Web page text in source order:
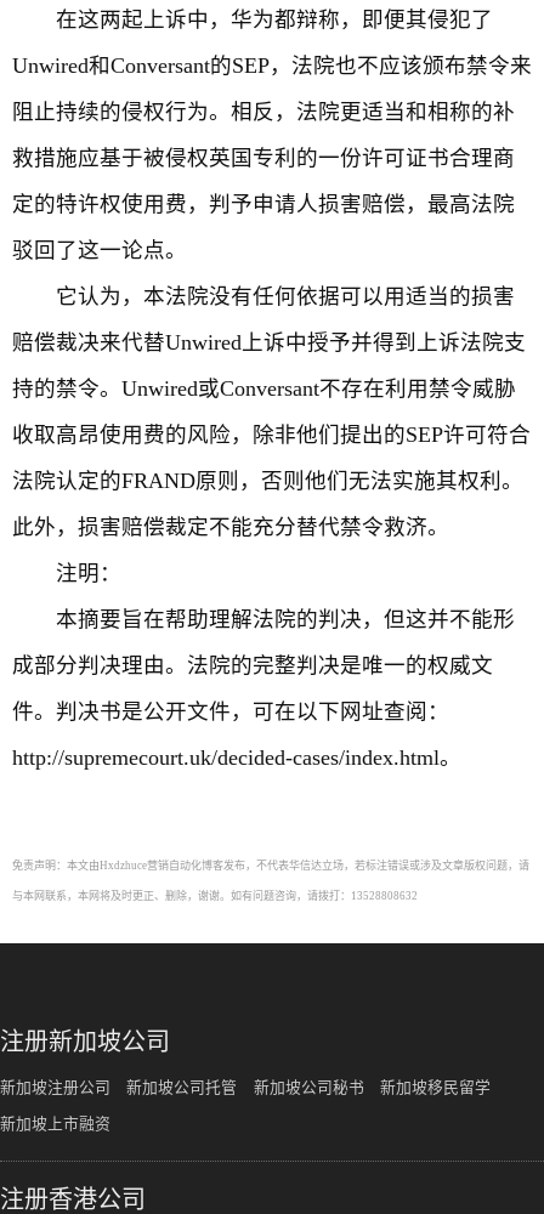
在这两起上诉中，华为都辩称，即便其侵犯了
Unwired和Conversant的SEP，法院也不应该颁布禁令来
阻止持续的侵权行为。相反，法院更适当和相称的补
救措施应基于被侵权英国专利的一份许可证书合理商
定的特许权使用费，判予申请人损害赔偿，最高法院
驳回了这一论点。
它认为，本法院没有任何依据可以用适当的损害
赔偿裁决来代替Unwired上诉中授予并得到上诉法院支
持的禁令。Unwired或Conversant不存在利用禁令威胁
收取高昂使用费的风险，除非他们提出的SEP许可符合
法院认定的FRAND原则，否则他们无法实施其权利。
此外，损害赔偿裁定不能充分替代禁令救济。
注明：
本摘要旨在帮助理解法院的判决，但这并不能形
成部分判决理由。法院的完整判决是唯一的权威文
件。判决书是公开文件，可在以下网址查阅：
http://supremecourt.uk/decided-cases/index.html。
免责声明：本文由Hxdzhuce营销自动化博客发布，不代表华信达立场，若标注错误或涉及文章版权问题，请
与本网联系，本网将及时更正、删除，谢谢。如有问题咨询，请拨打：13528808632
注册新加坡公司
新加坡注册公司 新加坡公司托管 新加坡公司秘书 新加坡移民留学
新加坡上市融资
注册香港公司